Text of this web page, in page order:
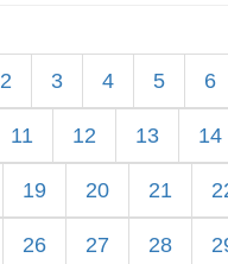
2 3 4 5 6
11 12 13 14
19 20 21
26 27 28